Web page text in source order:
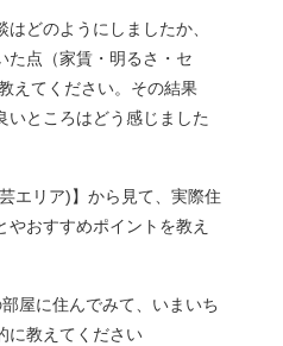
どのようにしましたか、
た点（家賃・明るさ・セ
えてください。その結果
いところはどう感じました
エリア)】から見て、実際住
やおすすめポイントを教え
部屋に住んでみて、いまいち
に教えてください